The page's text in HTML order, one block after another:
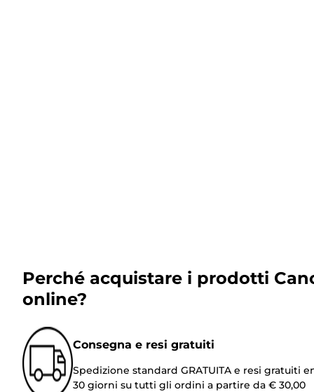
Perché acquistare i prodotti
online?
Consegna e resi gratuiti
Spedizione standard GRATUITA e resi gratuiti
30 giorni su tutti gli ordini a partire da € 30,00